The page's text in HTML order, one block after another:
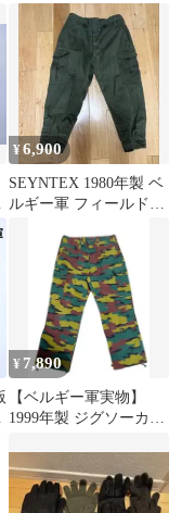
２５．５㎝
¥6,900
SEYNTEX 1980年製 ベ
ルギー軍 フィールドパ
¥ 7,890
【ベルギー軍実物】
1999年製 ジグソーカモ